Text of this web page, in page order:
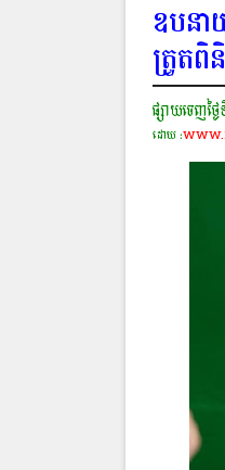
ឧបនា
ត្រួតពិ
ផ្សាយចេញថ្ង
ដោយ :